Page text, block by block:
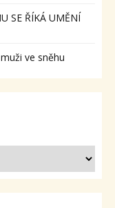
SE ŘÍKÁ UMĚNÍ
ve sněhu